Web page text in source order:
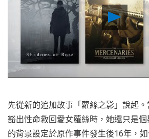
Play
Video
先從新的追加故事「蘿絲之影」說起。
豁出性命救回愛女蘿絲時，她還只是
的背景設定於原作事件發生後16年，